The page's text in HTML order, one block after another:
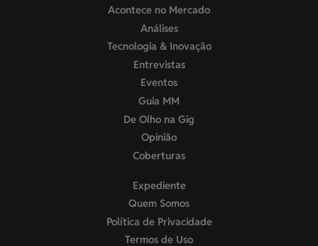
Acontece no Mercado
Análises
Tecnologia & Inovação
Entrevistas
Eventos
Guia MM
De Olho na Gig
Opinião
Coberturas
Expediente
Quem Somos
Política de Privacidade
Termos de Uso